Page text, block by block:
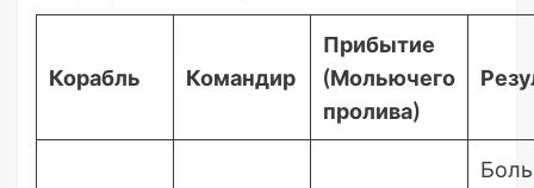
Корабль Командир
Прибытие
(Мольючего
пролива)